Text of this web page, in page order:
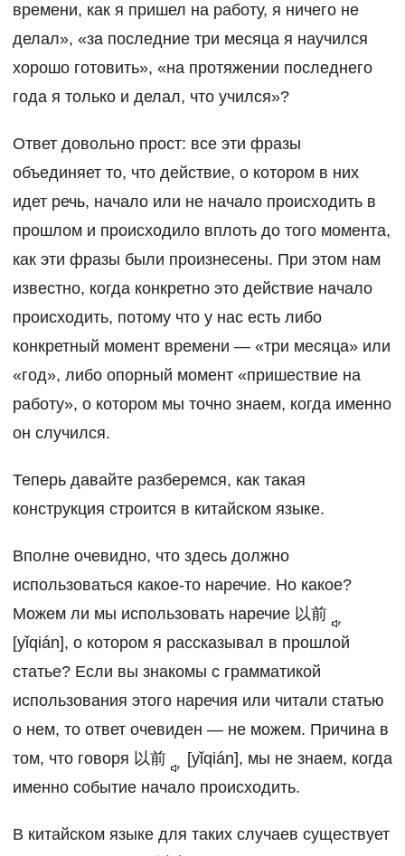
времени, как я пришел на работу, я ничего не
делал», «за последние три месяца я научился
хорошо готовить», «на протяжении последнего
года я только и делал, что учился»?
Ответ довольно прост: все эти фразы
объединяет то, что действие, о котором в них
идет речь, начало или не начало происходить в
прошлом и происходило вплоть до того момента,
как эти фразы были произнесены. При этом нам
известно, когда конкретно это действие начало
происходить, потому что у нас есть либо
конкретный момент времени — «три месяца» или
«год», либо опорный момент «пришествие на
работу», о котором мы точно знаем, когда именно
он случился.
Теперь давайте разберемся, как такая
конструкция строится в китайском языке.
Вполне очевидно, что здесь должно
использоваться какое-то наречие. Но какое?
Можем ли мы использовать наречие 以前
[yǐqián], о котором я рассказывал в прошлой
статье? Если вы знакомы с грамматикой
использования этого наречия или читали статью
о нем, то ответ очевиден — не можем. Причина в
том, что говоря 以前
[yǐqián], мы не знаем, когда
именно событие начало происходить.
В китайском языке для таких случаев существует